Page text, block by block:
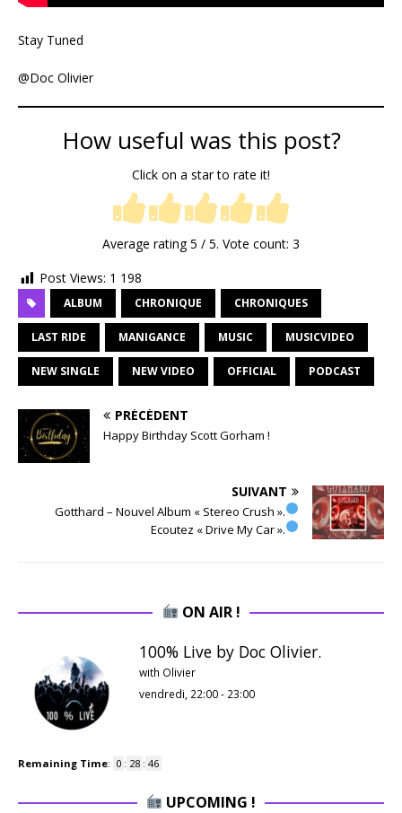
Stay Tuned
@Doc Olivier
How useful was this post?
Click on a star to rate it!
Average rating5 / 5. Vote count: 3
Post Views: 1 198
ALBUM CHRONIQUE CHRONIQUES
LAST RIDE MANIGANCE MUSIC MUSICVIDEO
NEW SINGLE NEW VIDEO OFFICIAL PODCAST
PRÉCÉDENT
Happy Birthday Scott Gorham !
SUIVANT
Gotthard – Nouvel Album « Stereo Crush ».
Ecoutez « Drive My Car ».
ON AIR !
100% Live by Doc Olivier.
with Olivier
vendredi, 22:00- 23:00
Remaining Time: 0 : 28 : 45
UPCOMING !